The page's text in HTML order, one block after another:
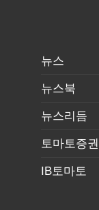
뉴스
뉴스북
뉴스리듬
토마토증
IB토마토